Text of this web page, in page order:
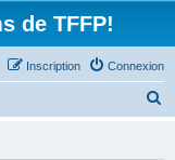
de TFFP!
Connexion
Inscription